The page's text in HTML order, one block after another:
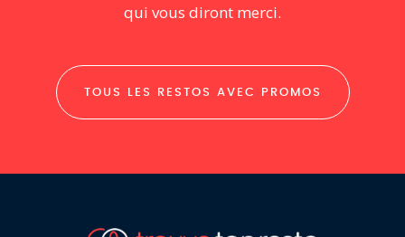
qui vous diront merci.
TOUS LES RESTOS AVEC PROMOS